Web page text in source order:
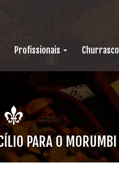
Profissionais Churrasco
PARA O MORUMBI